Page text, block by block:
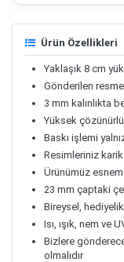
Ürün Özellikleri
Yaklaşık 8 cm
Gönderilen
3 mm kalınlıkta
Yüksek
Baskı işlemi
Resimleriniz
Ürünümüz
23 mm çaptaki
Bireysel,
Isı, ışık, nem ve
Bizlere
olmalıdır